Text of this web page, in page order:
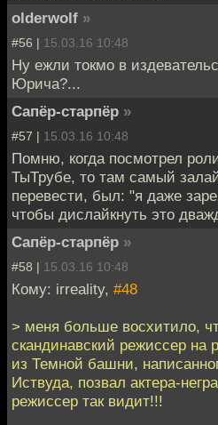
olderwolf »
#56 | 15.03.16 10:48
Ну ежли токмо в
Юрича?...
Сапёр-старпёр »
#57 | 15.03.16 10:48
Помню, когда посмотрел
ТыТрубе, то там самый
перевести, был: "я даже
чтобы дислайкнуть это
Сапёр-старпёр »
#58 | 15.03.16 10:48
Кому: irreality, #48
> меня больше восхитило,
скандинавский режиссер на
из Темной башни,
Иствуда, позвал актера-
режиссер так видит!!!